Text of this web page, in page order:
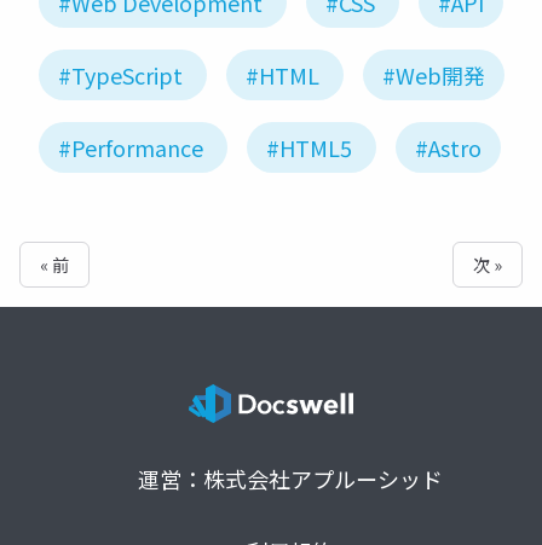
#TypeScript #HTML #Web開発
#Performance #HTML5 #Astro
« 前 次 »
運営：株式会社アプルーシッド